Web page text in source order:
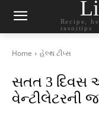
Recipe,
rasoitips
Home હેલ્થ ટીપ્સ
સતત 3 દિવસ
વેન્ટીલેટરની